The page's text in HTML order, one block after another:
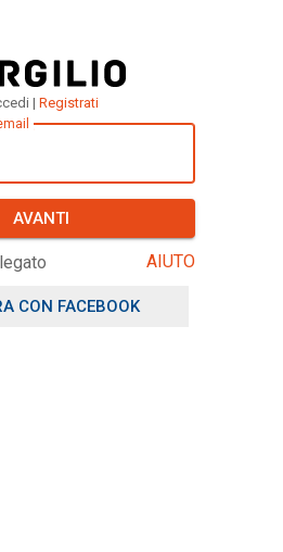
| Registrati
AVANTI
AIUTO
CON FACEBOOK